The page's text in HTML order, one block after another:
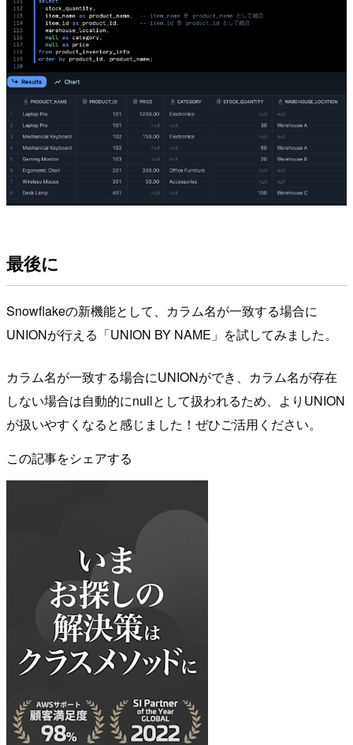
最後に
Snowflakeの新機能として、カラム名が一致する場合に
UNIONが行える「UNION BY NAME」を試してみました。
カラム名が一致する場合にUNIONができ、カラム名が存在
しない場合は自動的にnullとして扱われるため、よりUNION
が扱いやすくなると感じました！ぜひご活用ください。
この記事をシェアする